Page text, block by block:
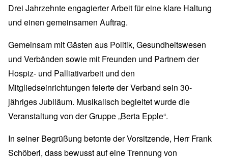
Drei Jahrzehnte engagierter Arbeit für eine klare Haltung
und einen gemeinsamen Auftrag.
Gemeinsam mit Gästen aus Politik, Gesundheitswesen
und Verbänden sowie mit Freunden und Partnern der
Hospiz- und Palliativarbeit und den
Mitgliedseinrichtungen feierte der Verband sein 30-
jähriges Jubiläum. Musikalisch begleitet wurde die
Veranstaltung von der Gruppe „Berta Epple“.
In seiner Begrüßung betonte der Vorsitzende, Herr Frank
Schöberl, dass bewusst auf eine Trennung von